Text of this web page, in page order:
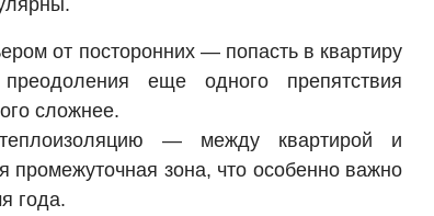
от посторонних — попасть в квартиру
еще одного препятствия
сложнее.
— между квартирой и
промежуточная зона, что особенно важно
года.